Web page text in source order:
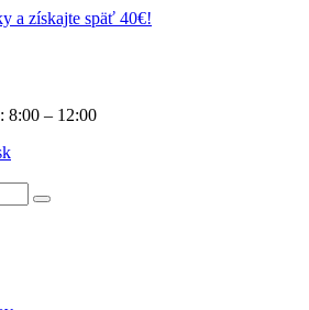
a získajte späť 40€!
8:00 – 12:00